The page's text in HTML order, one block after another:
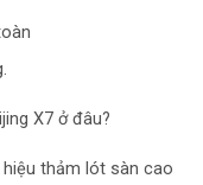
X7 ở đâu?
hiệu thảm lót sàn cao